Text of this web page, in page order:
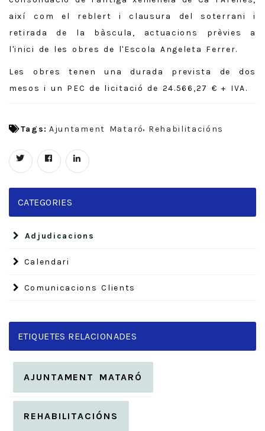
així com el reblert i clausura del soterrani i
retirada de la bàscula, actuacions prèvies a
l'inici de les obres de l'Escola Angeleta Ferrer.
Les obres tenen una durada prevista de dos
mesos i un PEC de licitació de 24.566,27 € + IVA.
Tags: Ajuntament Mataró Rehabilitacións
CATEGORIES
Adjudicacions
Calendari
Comunicacions Clients
ETIQUETES RELACIONADES
AJUNTAMENT MATARÓ
REHABILITACIÓNS